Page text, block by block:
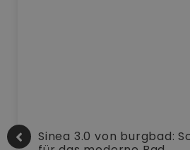
Sinea 3.0 von burgbad: